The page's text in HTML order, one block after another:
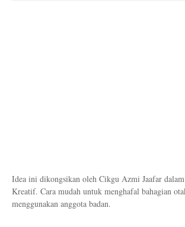
Idea ini dikongsikan oleh Cikgu Azmi Jaafar
Kreatif. Cara mudah untuk menghafal bahagian
menggunakan anggota badan.